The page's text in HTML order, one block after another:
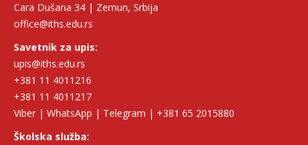
Cara Dušana 34 | Zemun, Srbija
office@iths.edu.rs
Savetnik za upis:
upis@iths.edu.rs
+381 11 4011216
+381 11 4011217
Viber | WhatsApp | Telegram | +381 65 2015880
Školska služba: